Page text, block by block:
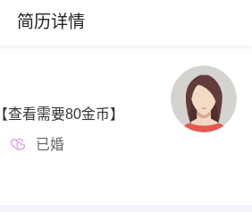
简历详情
【查看需要80金币】
已婚